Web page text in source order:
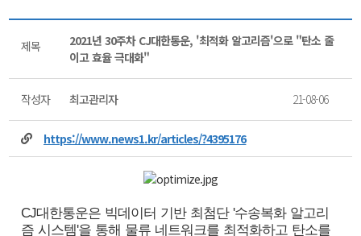
제목
2021년 30주차 CJ대한통운, '최적화 알고리즘'으로 "탄소 줄
이고 효율 극대화"
작성자 최고관리자 21-08-06
https://www.news1.kr/articles/?4395176
CJ대한통운은 빅데이터 기반 최첨단 '수송복화 알고리
즘 시스템'을 통해 물류 네트워크를 최적화하고 탄소를